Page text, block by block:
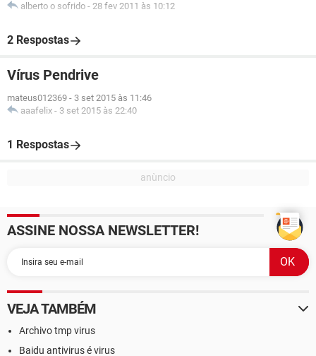
alberto o sofrido - 28 fev 2011 às 10:12
2 Respostas
Vírus Pendrive
mateus012369 - 3 set 2015 às 11:46
aaafelix - 3 set 2015 às 22:40
1 Respostas
ASSINE NOSSA NEWSLETTER!
VEJA TAMBÉM
Archivo tmp virus
Baidu antivirus é virus